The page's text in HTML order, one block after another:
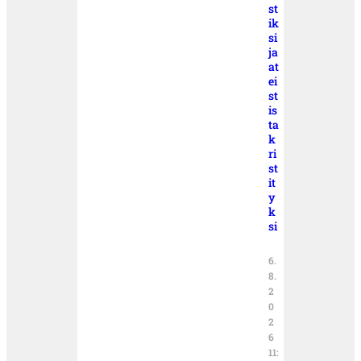
st
ik
si
ja
at
ei
st
is
ta
k
ri
st
it
y
k
si
6.
8.
2
0
2
6
11: